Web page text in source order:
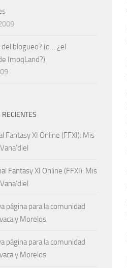
blogueo? (o… ¿el
ImoqLand?)
Fantasy XI Online (FFXI): Mis
Fantasy XI Online (FFXI): Mis
página para la comunidad
y Morelos.
página para la comunidad
y Morelos.